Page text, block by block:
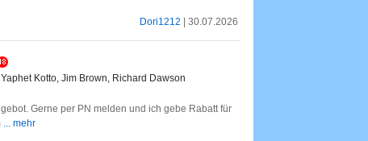
Dori1212 | 30.07.2026
Kotto, Jim Brown, Richard Dawson
Gerne per PN melden und ich gebe Rabatt für
... mehr